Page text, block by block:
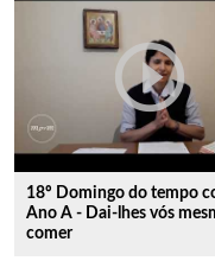
play_circle_outline
18º Domingo do tempo
Ano A - Dai-lhes vós
comer